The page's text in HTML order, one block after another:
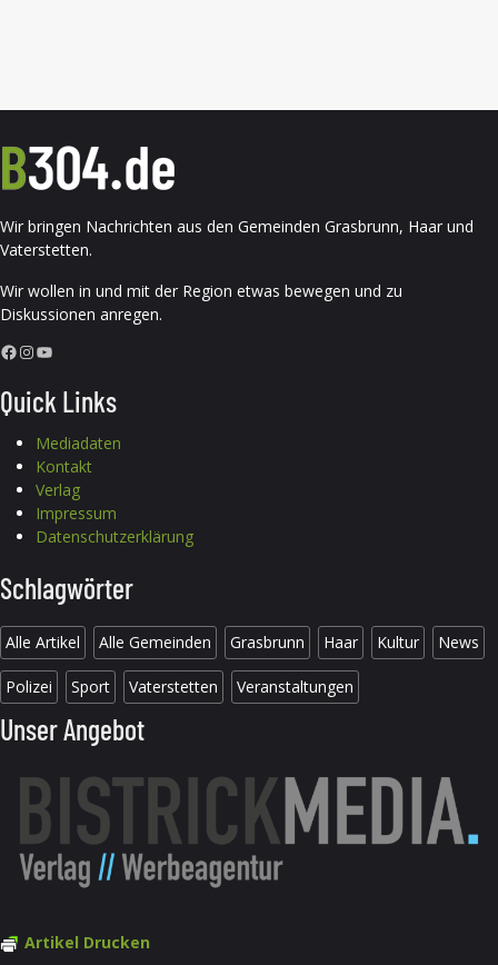
Wir bringen Nachrichten aus den Gemeinden Grasbrunn, Haar und
Vaterstetten.
Wir wollen in und mit der Region etwas bewegen und zu
Diskussionen anregen.
Facebook InstagramYouTube
Quick Links
Mediadaten
Kontakt
Verlag
Impressum
Datenschutzerklärung
Schlagwörter
Alle Artikel Alle Gemeinden Grasbrunn Haar Kultur News
Polizei Sport Vaterstetten Veranstaltungen
Unser Angebot
Artikel Drucken